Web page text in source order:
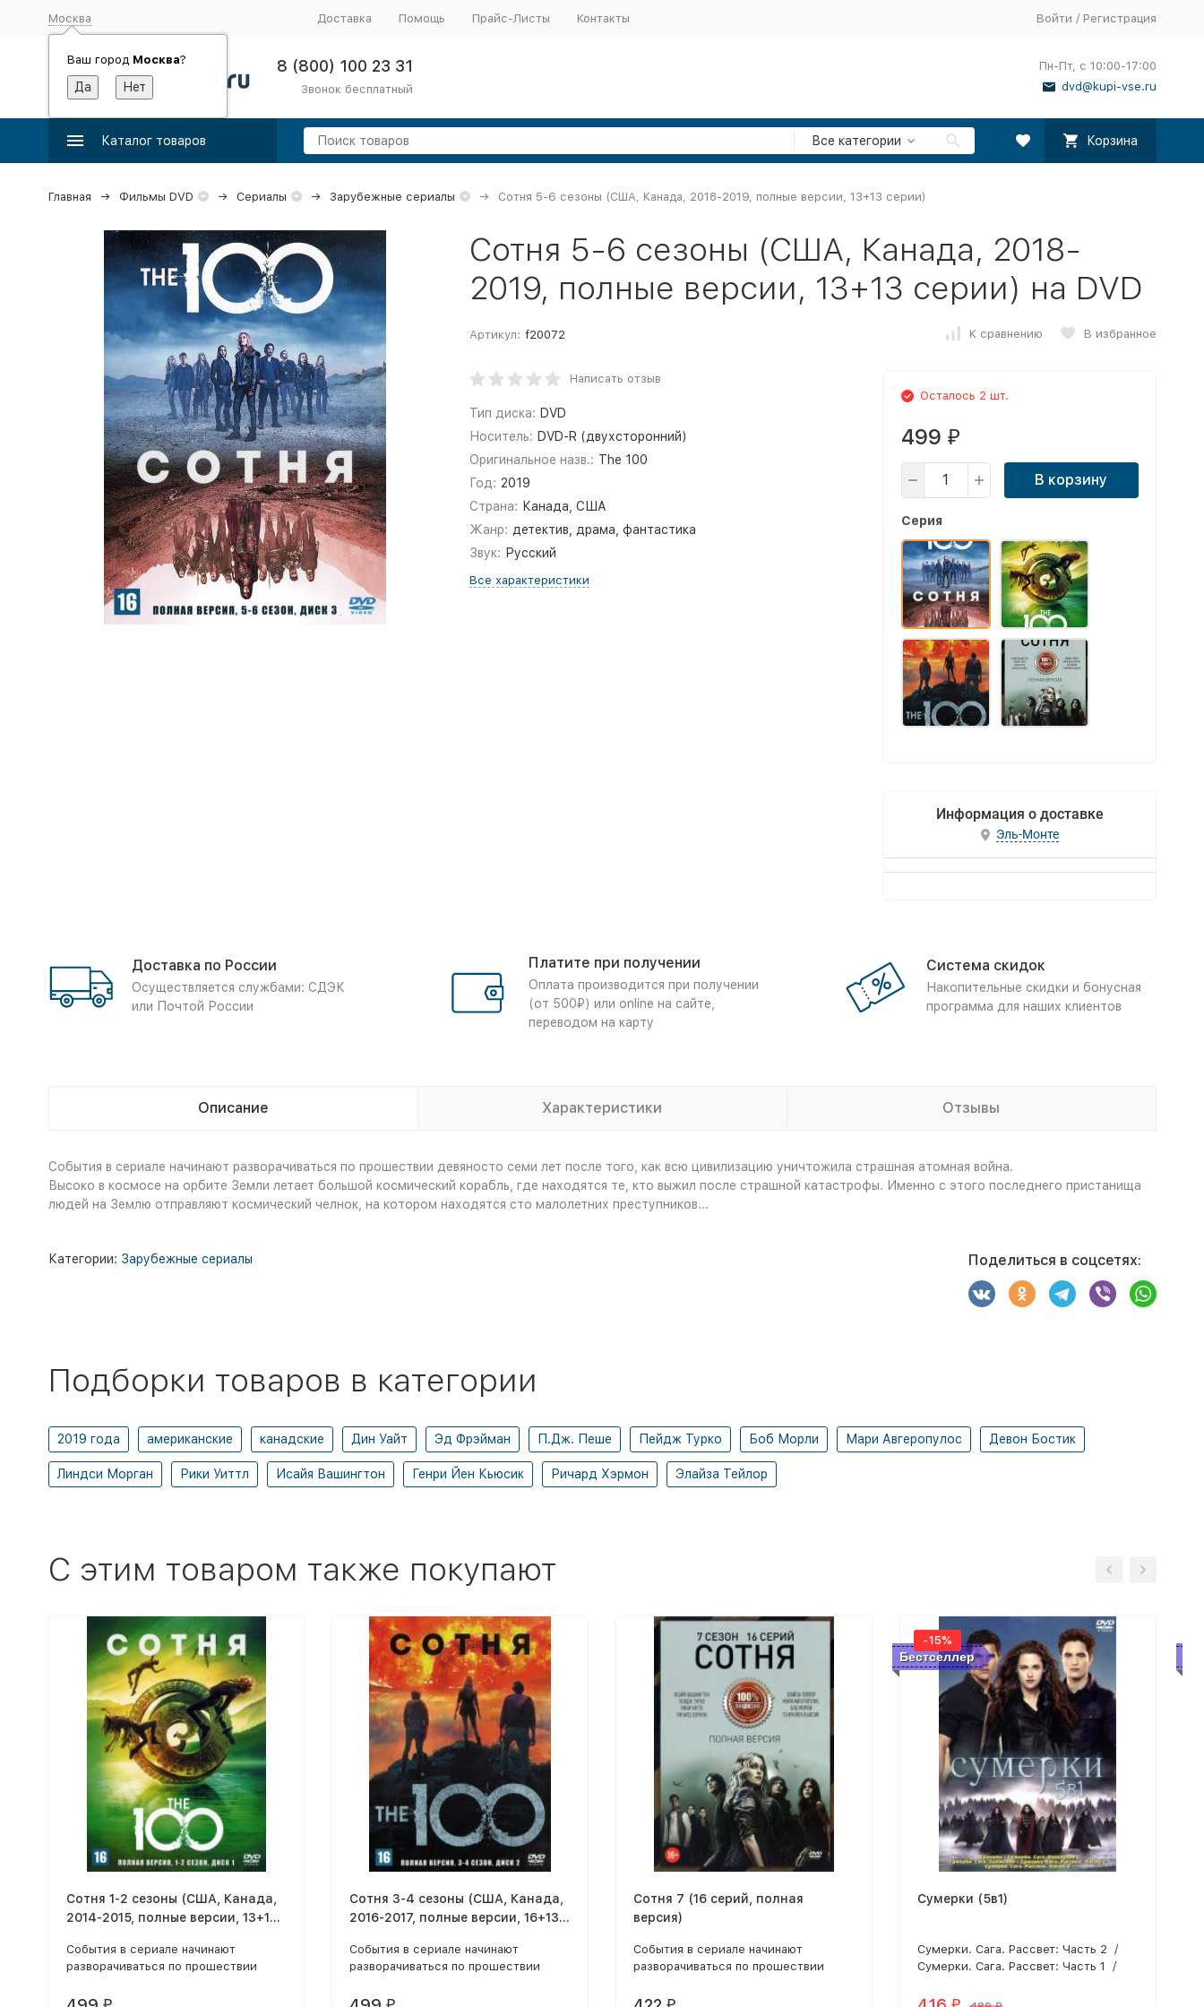
Москва
Ваш город Москва?
Доставка Помощь Прайс-Листы Контакты Войти / Регистрация
8 (800) 100 23 31
Звонок бесплатный
Пн-Пт, с 10:00-17:00
dvd@kupi-vse.ru
Каталог товаров Все категории Корзина
Главная Фильмы DVD Сериалы Зарубежные сериалы Сотня 5-6 сезоны (США, Канада, 2018-2019, полные версии, 13+13 серии)
Сотня 5-6 сезоны (США, Канада, 2018-
2019, полные версии, 13+13 серии) на DVD
Артикул: f20072 К сравнению В избранное
Написать отзыв
Тип диска: DVD
Носитель: DVD-R (двухсторонний)
Оригинальное назв.: The 100
Год: 2019
Страна: Канада, США
Жанр: детектив, драма, фантастика
Звук: Русский
Все характеристики
Осталось 2 шт.
499 ₽
В корзину
Серия
Информация о доставке
Эль-Монте
Доставка по России
Осуществляется службами: СДЭК
или Почтой России
Платите при получении
Оплата производится при получении
(от 500₽) или online на сайте,
переводом на карту
Система скидок
Накопительные скидки и бонусная
программа для наших клиентов
Описание Характеристики Отзывы
События в сериале начинают разворачиваться по прошествии девяносто семи лет после того, как всю цивилизацию уничтожила страшная атомная война.
Высоко в космосе на орбите Земли летает большой космический корабль, где находятся те, кто выжил после страшной катастрофы. Именно с этого последнего пристанища
людей на Землю отправляют космический челнок, на котором находятся сто малолетних преступников...
Категории: Зарубежные сериалы Поделиться в соцсетях:
Подборки товаров в категории
2019 года американские канадские Дин Уайт Эд Фрэйман П.Дж. Пеше Пейдж Турко Боб Морли Мари Авгеропулос Девон Бостик
Линдси Морган Рики Уиттл Исайя Вашингтон Генри Йен Кьюсик Ричард Хэрмон Элайза Тейлор
C этим товаром также покупают
Сотня 1-2 сезоны (США, Канада,
2014-2015, полные версии, 13+16
События в сериале начинают
разворачиваться по прошествии
всю цивилизацию уничтожила
₽
Сотня 3-4 сезоны (США, Канада,
2016-2017, полные версии, 16+13
События в сериале начинают
разворачиваться по прошествии
всю цивилизацию уничтожила
₽
Сотня 7 (16 серий, полная
версия)
События в сериале начинают
разворачиваться по прошествии
всю цивилизацию уничтожила
₽
Бестселлер
-15%
Сумерки (5в1)
Сумерки. Сага. Рассвет: Часть 2 /
Сумерки. Сага. Рассвет: Часть 1 /
Сага. Новолуние / Сумерки
₽